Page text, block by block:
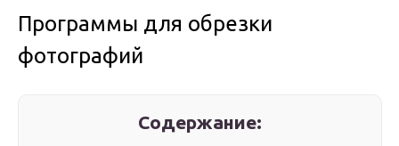
Программы для обрезки
фотографий
Содержание: